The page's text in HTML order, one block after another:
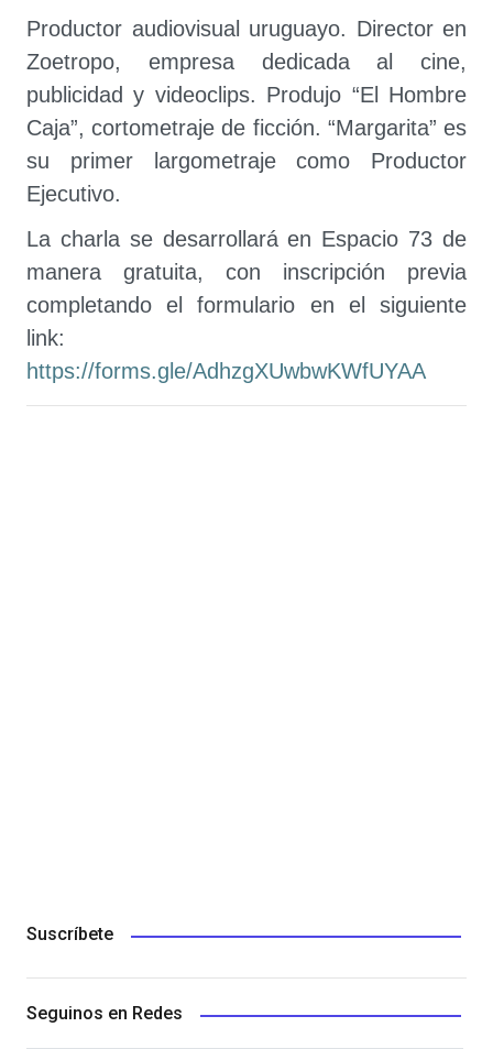
Productor audiovisual uruguayo. Director en
Zoetropo, empresa dedicada al cine,
publicidad y videoclips. Produjo “El Hombre
Caja”, cortometraje de ficción. “Margarita” es
su primer largometraje como Productor
Ejecutivo.
La charla se desarrollará en Espacio 73 de
manera gratuita, con inscripción previa
completando el formulario en el siguiente
link:
https://forms.gle/AdhzgXUwbwKWfUYAA
Suscríbete
Seguinos en Redes